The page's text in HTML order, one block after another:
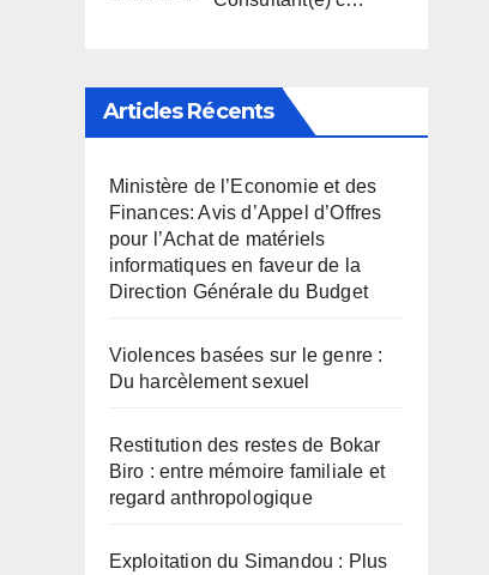
Articles Récents
Ministère de l’Economie et des
Finances: Avis d’Appel d’Offres
pour l’Achat de matériels
informatiques en faveur de la
Direction Générale du Budget
Violences basées sur le genre :
Du harcèlement sexuel
Restitution des restes de Bokar
Biro : entre mémoire familiale et
regard anthropologique
Exploitation du Simandou : Plus